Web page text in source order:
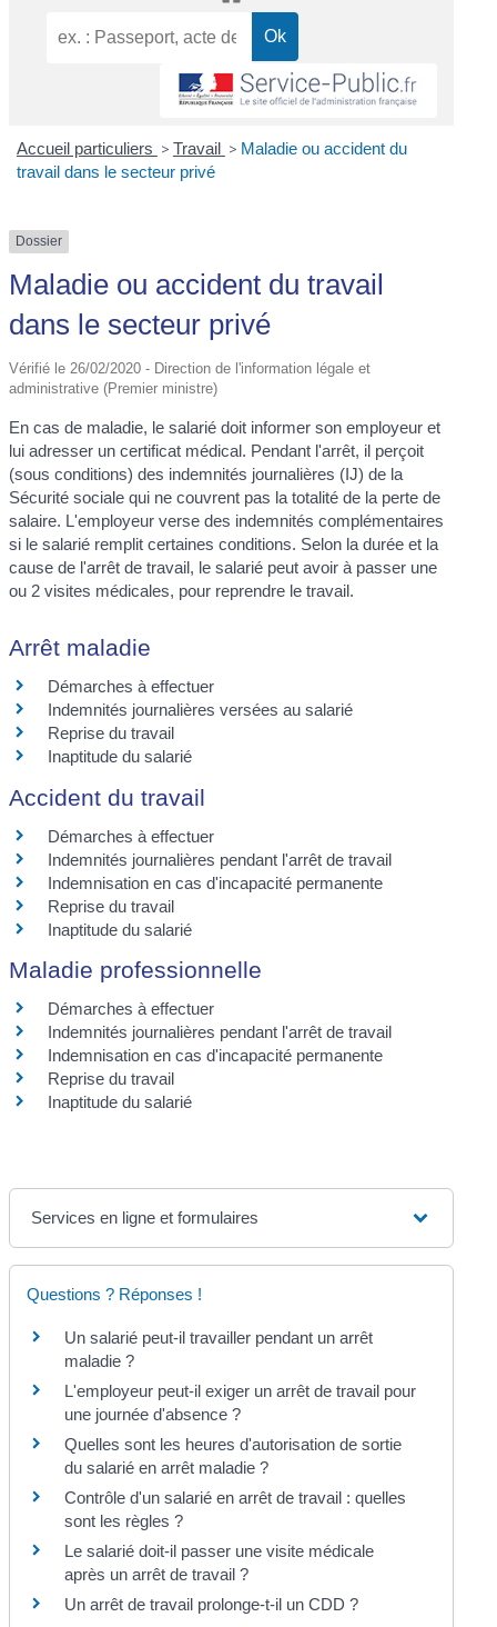
Accueil particuliers > Travail > Maladie ou accident du
travail dans le secteur privé
Dossier
Maladie ou accident du travail
dans le secteur privé
Vérifié le 26/02/2020 - Direction de l'information légale et
administrative (Premier ministre)
En cas de maladie, le salarié doit informer son employeur et
lui adresser un certificat médical. Pendant l'arrêt, il perçoit
(sous conditions) des indemnités journalières (IJ) de la
Sécurité sociale qui ne couvrent pas la totalité de la perte de
salaire. L'employeur verse des indemnités complémentaires
si le salarié remplit certaines conditions. Selon la durée et la
cause de l'arrêt de travail, le salarié peut avoir à passer une
ou 2 visites médicales, pour reprendre le travail.
Arrêt maladie
Démarches à effectuer
Indemnités journalières versées au salarié
Reprise du travail
Inaptitude du salarié
Accident du travail
Démarches à effectuer
Indemnités journalières pendant l'arrêt de travail
Indemnisation en cas d'incapacité permanente
Reprise du travail
Inaptitude du salarié
Maladie professionnelle
Démarches à effectuer
Indemnités journalières pendant l'arrêt de travail
Indemnisation en cas d'incapacité permanente
Reprise du travail
Inaptitude du salarié
Services en ligne et formulaires
Questions ? Réponses !
Un salarié peut-il travailler pendant un arrêt
maladie ?
L'employeur peut-il exiger un arrêt de travail pour
une journée d'absence ?
Quelles sont les heures d'autorisation de sortie
du salarié en arrêt maladie ?
Contrôle d'un salarié en arrêt de travail : quelles
sont les règles ?
Le salarié doit-il passer une visite médicale
après un arrêt de travail ?
Un arrêt de travail prolonge-t-il un CDD ?